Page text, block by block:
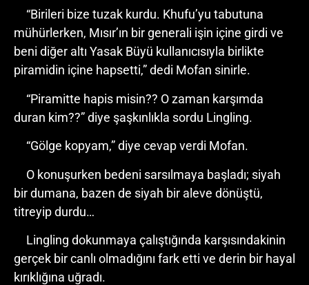
“Birileri bize tuzak kurdu. Khufu’yu tabutuna
mühürlerken, Mısır’ın bir generali işin içine girdi ve
beni diğer altı Yasak Büyü kullanıcısıyla birlikte
piramidin içine hapsetti,” dedi Mofan sinirle.
“Piramitte hapis misin?? O zaman karşımda
duran kim??” diye şaşkınlıkla sordu Lingling.
“Gölge kopyam,” diye cevap verdi Mofan.
O konuşurken bedeni sarsılmaya başladı; siyah
bir dumana, bazen de siyah bir aleve dönüştü,
titreyip durdu…
Lingling dokunmaya çalıştığında karşısındakinin
gerçek bir canlı olmadığını fark etti ve derin bir hayal
kırıklığına uğradı.